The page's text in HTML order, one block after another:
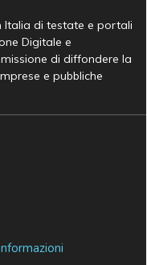
Italia di testate e portali
Digitale e
di diffondere la
e pubbliche